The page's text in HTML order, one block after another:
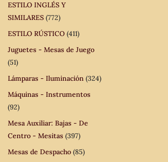
ESTILO INGLÉS Y
SIMILARES (772)
ESTILO RÚSTICO (411)
Juguetes - Mesas de Juego
(51)
Lámparas - Iluminación (324)
Máquinas - Instrumentos
(92)
Mesa Auxiliar: Bajas - De
Centro - Mesitas (397)
Mesas de Despacho (85)